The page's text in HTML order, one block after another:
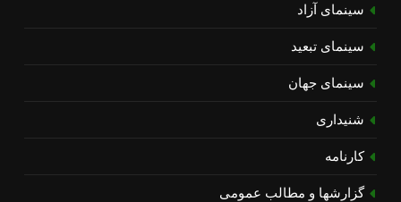
سینمای آزاد
سینمای تبعید
سینمای جهان
شنیداری
کارنامه
گزارشها و مطالب عمومی